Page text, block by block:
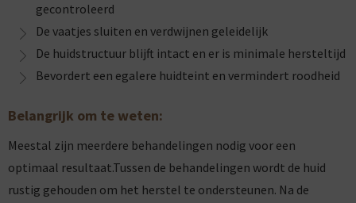
gecontroleerd
De vaatjes sluiten en verdwijnen geleidelijk
De huidstructuur blijft intact en er is minimale hersteltijd
Bevordert een egalere huidteint en vermindert roodheid
Belangrijk om te weten:
Meestal zijn meerdere behandelingen nodig voor een
optimaal resultaat.Tussen de behandelingen wordt de huid
rustig gehouden om het herstel te ondersteunen. Na de